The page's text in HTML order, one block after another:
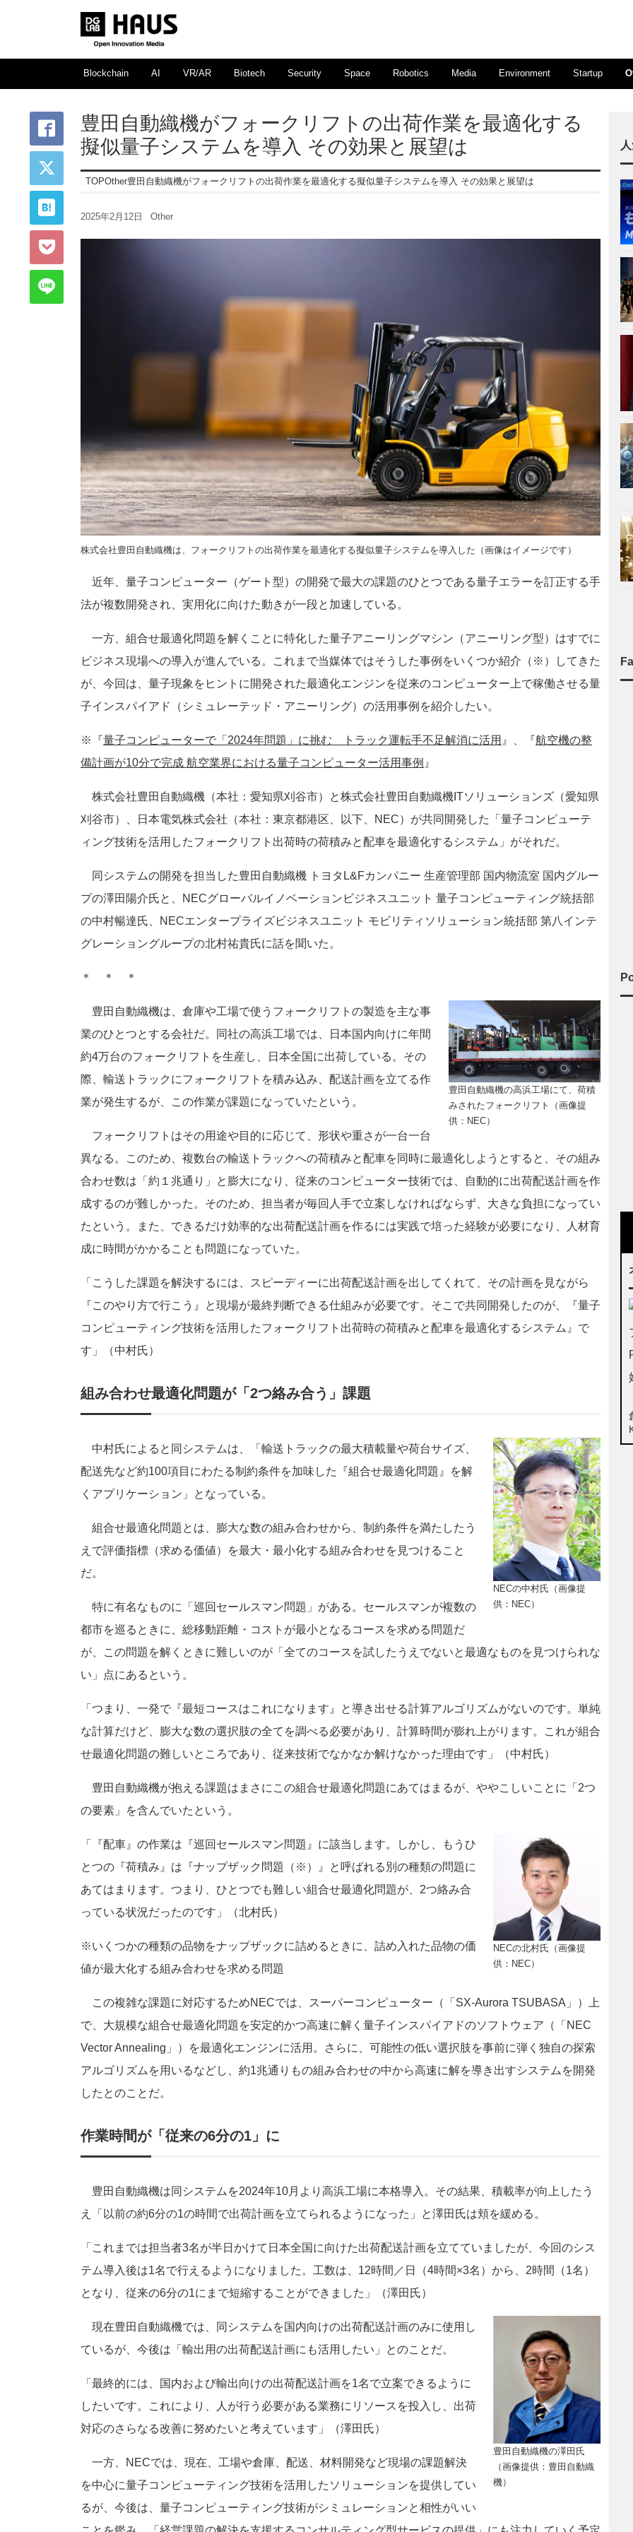
Blockchain AI VR/AR Biotech Security Space Robotics Media Environment Startup
豊田自動織機がフォークリフトの出荷作業を最適化する
擬似量子システムを導入 その効果と展望は
TOPOther豊田自動織機がフォークリフトの出荷作業を最適化する擬似量子システムを導入 その効果と展望は
2025年2月12日 Other
株式会社豊田自動織機は、フォークリフトの出荷作業を最適化する擬似量子システムを導入した（画像はイメージです）
近年、量子コンピューター（ゲート型）の開発で最大の課題のひとつである量子エラーを訂正する手
法が複数開発され、実用化に向けた動きが一段と加速している。
一方、組合せ最適化問題を解くことに特化した量子アニーリングマシン（アニーリング型）はすでに
ビジネス現場への導入が進んでいる。これまで当媒体ではそうした事例をいくつか紹介（※）してきた
が、今回は、量子現象をヒントに開発された最適化エンジンを従来のコンピューター上で稼働させる量
子インスパイアド（シミュレーテッド・アニーリング）の活用事例を紹介したい。
※『量子コンピューターで「2024年問題」に挑む トラック運転手不足解消に活用 』、『航空機の整
備計画が10分で完成 航空業界における量子コンピューター活用事例 』
株式会社豊田自動織機（本社：愛知県刈谷市）と株式会社豊田自動織機ITソリューションズ（愛知県
刈谷市）、日本電気株式会社（本社：東京都港区、以下、NEC）が共同開発した「量子コンピューテ
ィング技術を活用したフォークリフト出荷時の荷積みと配車を最適化するシステム」がそれだ。
同システムの開発を担当した豊田自動織機 トヨタL&Fカンパニー 生産管理部 国内物流室 国内グルー
プの澤田陽介氏と、NECグローバルイノベーションビジネスユニット 量子コンピューティング統括部
の中村暢達氏、NECエンタープライズビジネスユニット モビリティソリューション統括部 第八インテ
グレーショングループの北村祐貴氏に話を聞いた。
＊ ＊ ＊
豊田自動織機の高浜工場にて、荷積
みされたフォークリフト（画像提
供：NEC）
豊田自動織機は、倉庫や工場で使うフォークリフトの製造を主な事
業のひとつとする会社だ。同社の高浜工場では、日本国内向けに年間
約4万台のフォークリフトを生産し、日本全国に出荷している。その
際、輸送トラックにフォークリフトを積み込み、配送計画を立てる作
業が発生するが、この作業が課題になっていたという。
フォークリフトはその用途や目的に応じて、形状や重さが一台一台
異なる。このため、複数台の輸送トラックへの荷積みと配車を同時に最適化しようとすると、その組み
合わせ数は「約１兆通り」と膨大になり、従来のコンピューター技術では、自動的に出荷配送計画を作
成するのが難しかった。そのため、担当者が毎回人手で立案しなければならず、大きな負担になってい
たという。また、できるだけ効率的な出荷配送計画を作るには実践で培った経験が必要になり、人材育
成に時間がかかることも問題になっていた。
「こうした課題を解決するには、スピーディーに出荷配送計画を出してくれて、その計画を見ながら
『このやり方で行こう』と現場が最終判断できる仕組みが必要です。そこで共同開発したのが、『量子
コンピューティング技術を活用したフォークリフト出荷時の荷積みと配車を最適化するシステム』で
す」（中村氏）
組み合わせ最適化問題が「2つ絡み合う」課題
NECの中村氏（画像提
供：NEC）
中村氏によると同システムは、「輸送トラックの最大積載量や荷台サイズ、
配送先など約100項目にわたる制約条件を加味した『組合せ最適化問題』を解
くアプリケーション」となっている。
組合せ最適化問題とは、膨大な数の組み合わせから、制約条件を満たしたう
えで評価指標（求める価値）を最大・最小化する組み合わせを見つけること
だ。
特に有名なものに「巡回セールスマン問題」がある。セールスマンが複数の
都市を巡るときに、総移動距離・コストが最小となるコースを求める問題だ
が、この問題を解くときに難しいのが「全てのコースを試したうえでないと最適なものを見つけられな
い」点にあるという。
「つまり、一発で『最短コースはこれになります』と導き出せる計算アルゴリズムがないのです。単純
な計算だけど、膨大な数の選択肢の全てを調べる必要があり、計算時間が膨れ上がります。これが組合
せ最適化問題の難しいところであり、従来技術でなかなか解けなかった理由です」（中村氏）
豊田自動織機が抱える課題はまさにこの組合せ最適化問題にあてはまるが、ややこしいことに「2つ
の要素」を含んでいたという。
NECの北村氏（画像提
供：NEC）
「『配車』の作業は『巡回セールスマン問題』に該当します。しかし、もうひ
とつの『荷積み』は『ナップザック問題（※）』と呼ばれる別の種類の問題に
あてはまります。つまり、ひとつでも難しい組合せ最適化問題が、2つ絡み合
っている状況だったのです」（北村氏）
※いくつかの種類の品物をナップザックに詰めるときに、詰め入れた品物の価
値が最大化する組み合わせを求める問題
この複雑な課題に対応するためNECでは、スーパーコンピューター（「SX-Aurora TSUBASA」）上
で、大規模な組合せ最適化問題を安定的かつ高速に解く量子インスパイアドのソフトウェア（「NEC
Vector Annealing」）を最適化エンジンに活用。さらに、可能性の低い選択肢を事前に弾く独自の探索
アルゴリズムを用いるなどし、約1兆通りもの組み合わせの中から高速に解を導き出すシステムを開発
したとのことだ。
作業時間が「従来の6分の1」に
豊田自動織機は同システムを2024年10月より高浜工場に本格導入。その結果、積載率が向上したう
え「以前の約6分の1の時間で出荷計画を立てられるようになった」と澤田氏は頬を緩める。
「これまでは担当者3名が半日かけて日本全国に向けた出荷配送計画を立てていましたが、今回のシス
テム導入後は1名で行えるようになりました。工数は、12時間／日（4時間×3名）から、2時間（1名）
となり、従来の6分の1にまで短縮することができました」（澤田氏）
豊田自動織機の澤田氏
（画像提供：豊田自動織
機）
現在豊田自動織機では、同システムを国内向けの出荷配送計画のみに使用し
ているが、今後は「輸出用の出荷配送計画にも活用したい」とのことだ。
「最終的には、国内および輸出向けの出荷配送計画を1名で立案できるように
したいです。これにより、人が行う必要がある業務にリソースを投入し、出荷
対応のさらなる改善に努めたいと考えています」（澤田氏）
一方、NECでは、現在、工場や倉庫、配送、材料開発など現場の課題解決
を中心に量子コンピューティング技術を活用したソリューションを提供してい
るが、今後は、量子コンピューティング技術がシミュレーションと相性がいい